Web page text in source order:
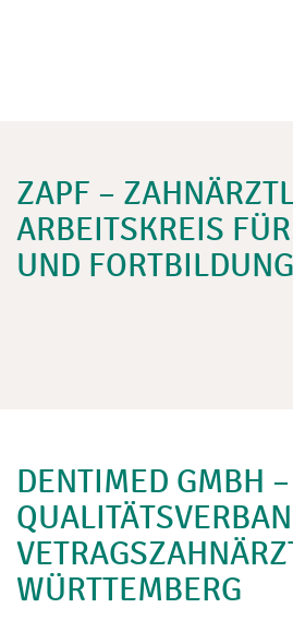
ZAPF –
ARBEITSKREIS
UND
DENTIMED GMBH –
WÜRTTEMBERG